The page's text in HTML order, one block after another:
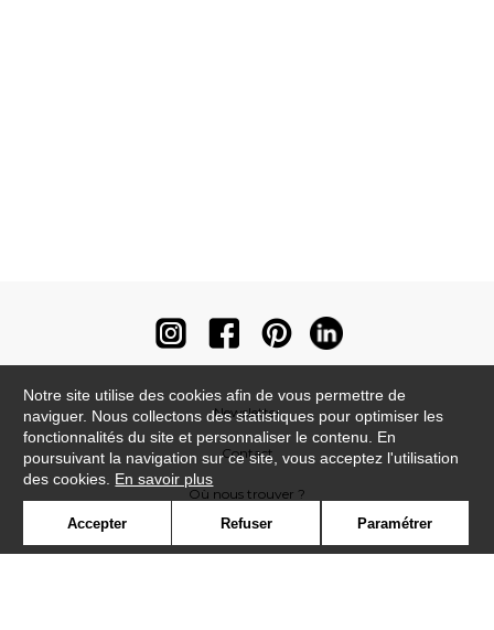
Newsletter
Contact
Où nous trouver ?
Notre site utilise des cookies afin de vous permettre de
naviguer. Nous collectons des statistiques pour optimiser les
fonctionnalités du site et personnaliser le contenu. En
poursuivant la navigation sur ce site, vous acceptez l'utilisation
des cookies. En savoir plus
Accepter Refuser Paramétrer